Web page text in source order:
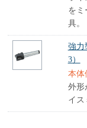
をミ
具。
強力
3）
本体
外形
イス